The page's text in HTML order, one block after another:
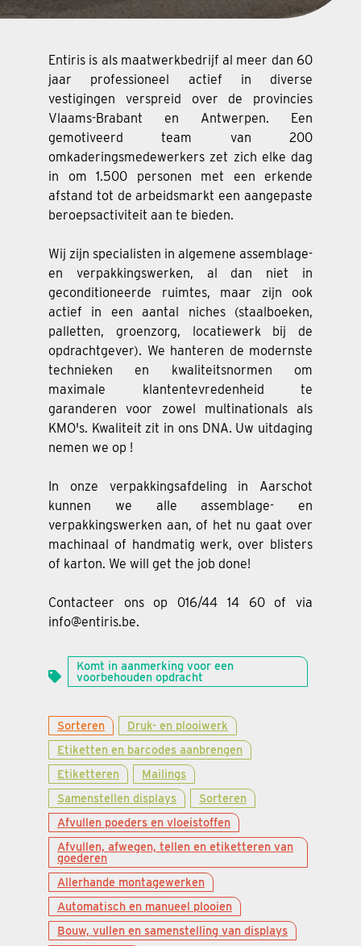
Entiris is als maatwerkbedrijf al meer dan 60
jaar professioneel actief in diverse
vestigingen verspreid over de provincies
Vlaams-Brabant en Antwerpen. Een
gemotiveerd team van 200
omkaderingsmedewerkers zet zich elke dag
in om 1.500 personen met een erkende
afstand tot de arbeidsmarkt een aangepaste
beroepsactiviteit aan te bieden.
Wij zijn specialisten in algemene assemblage-
en verpakkingswerken, al dan niet in
geconditioneerde ruimtes, maar zijn ook
actief in een aantal niches (staalboeken,
palletten, groenzorg, locatiewerk bij de
opdrachtgever). We hanteren de modernste
technieken en kwaliteitsnormen om
maximale klantentevredenheid te
garanderen voor zowel multinationals als
KMO's. Kwaliteit zit in ons DNA. Uw uitdaging
nemen we op !
In onze verpakkingsafdeling in Aarschot
kunnen we alle assemblage- en
verpakkingswerken aan, of het nu gaat over
machinaal of handmatig werk, over blisters
of karton. We will get the job done!
Contacteer ons op 016/44 14 60 of via
info@entiris.be.
Komt in aanmerking voor een
voorbehouden opdracht
Sorteren
Druk- en plooiwerk
Etiketten en barcodes aanbrengen
Etiketteren
Mailings
Samenstellen displays
Sorteren
Afvullen poeders en vloeistoffen
Afvullen, afwegen, tellen en etiketteren van
goederen
Allerhande montagewerken
Automatisch en manueel plooien
Bouw, vullen en samenstelling van displays